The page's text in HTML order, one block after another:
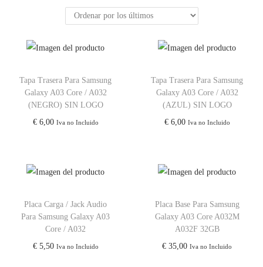
Tapa Trasera Para Samsung
Galaxy A03 Core / A032
(NEGRO) SIN LOGO
€6,00 Iva no Incluido
Tapa Trasera Para Samsung
Galaxy A03 Core / A032
(AZUL) SIN LOGO
€6,00 Iva no Incluido
Placa Carga / Jack Audio
Para Samsung Galaxy A03
Core / A032
€5,50 Iva no Incluido
Placa Base Para Samsung
Galaxy A03 Core A032M
A032F 32GB
€ 35,00 Iva no Incluido